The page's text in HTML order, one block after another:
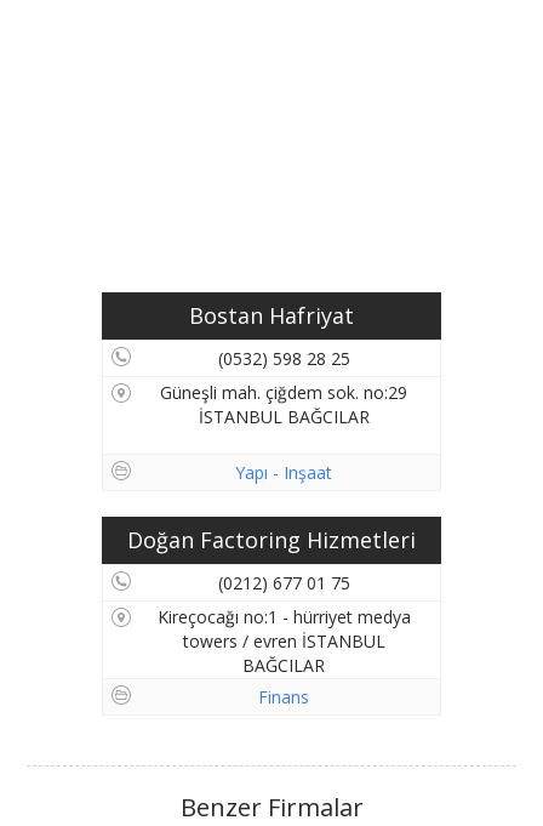
Bostan Hafriyat
(0532) 598 28 25
Güneşli mah. çiğdem sok. no:29
İSTANBUL BAĞCILAR
Yapı - Inşaat
Doğan Factoring Hizmetleri
(0212) 677 01 75
Kireçocağı no:1 - hürriyet medya
towers / evren İSTANBUL
BAĞCILAR
Finans
Benzer Firmalar